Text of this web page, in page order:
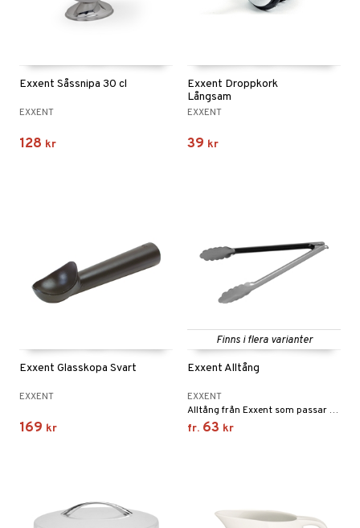
Exxent Såssnipa 30 cl
EXXENT
128 kr
Exxent Droppkork
Långsam
EXXENT
39 kr
Exxent Glasskopa Svart
EXXENT
169 kr
Finns i flera varianter
Exxent Alltång
EXXENT
Alltång från Exxent som passar både till servering och matlagning.
fr. 63 kr